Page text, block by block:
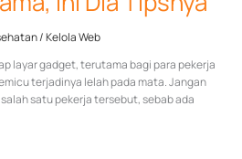
/Kelola Web
layar gadget, terutama bagi para pekerja
terjadinya lelah pada mata. Jangan
satu pekerja tersebut, sebab ada